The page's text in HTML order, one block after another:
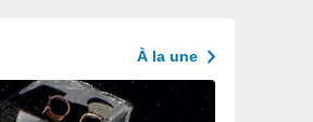
À la une